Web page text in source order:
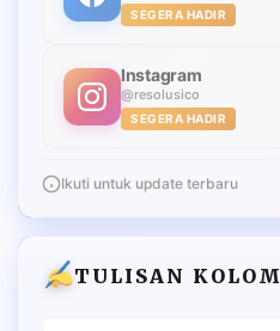
SEGERA HADIR
Instagram
@resolusico
SEGERA HADIR
Ikuti untuk update terbaru
TULISAN KOLOM